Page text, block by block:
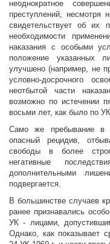
неоднократное
преступлений,
свидетельствует об их
необходимости
наказания с особыми
положение указанных
улучшено (например, не
условно-досрочного
неотбытой части
возможно по истечении
восьми лет, как было по
Само же пребывание в
опасный рецидив,
свободы в более
негативные
дополнительными
подвергается.
В большинстве случаев
ранее признавались
УК - лицами,
Однако, как показывает